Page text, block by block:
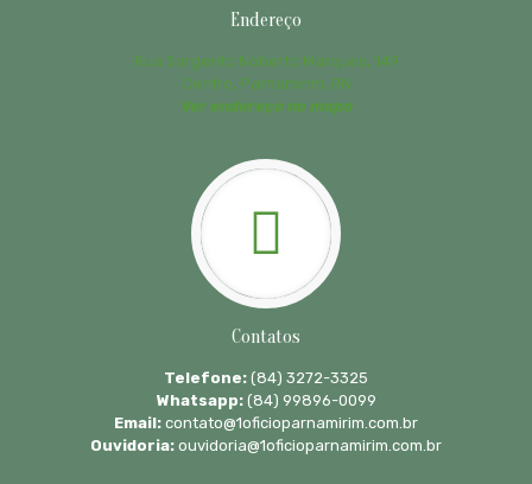
Endereço
Rua Sargento Noberto Marques, 149
Centro, Parnamirim, RN
Ver endereço no mapa
Contatos
Telefone: (84) 3272-3325
Whatsapp:(84) 99896-0099
Email: contato@1oficioparnamirim.com.br
Ouvidoria: ouvidoria@1oficioparnamirim.com.br